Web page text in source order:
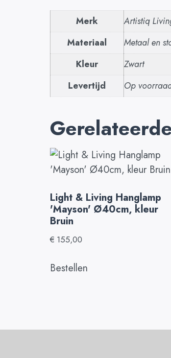
Merk
Artistiq
Materiaal
Metaal en
Kleur
Zwart
Levertijd
Op
Light & Living Hanglamp
'Mayson' Ø40cm, kleur
Bruin
€ 155,00
Bestellen